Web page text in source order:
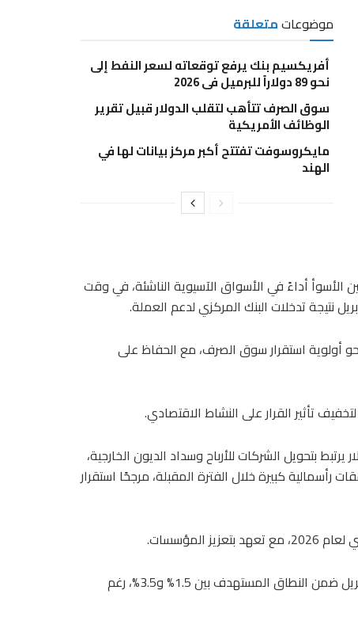
موضوعاتمتعلقة
أفريكسيم بنك يرفع توقعاته لسعر النفط إلى
نحو 89 دولاراً للبرميل في 2026
سوق الصرف تتأهب لتقلب الدولار قبيل تقرير
الوظائف الأمريكية
مايكروسوفت تفتتح أكبر مركز بيانات لها في
الهند
من قيمتها لتصبح من بين الأسوأ أداءً في الأسواق الآسيوية الناشئة، في وقت
أولوية استقرار سوق الصرف، مع الحفاظ على
تأثير القرار على النشاط الاقتصادي.
بتحويل الشركات للأرباح وسداد الديون الخارجية،
كبيرة خلال الفترة المقبلة، مرجحًا استقرار
وساهمت زيادة دعم الوقود في إبقاء التضخم عند 2.42% في أبريل ضمن النطاق المستهدف بين 1.5% و3.5%، رغم